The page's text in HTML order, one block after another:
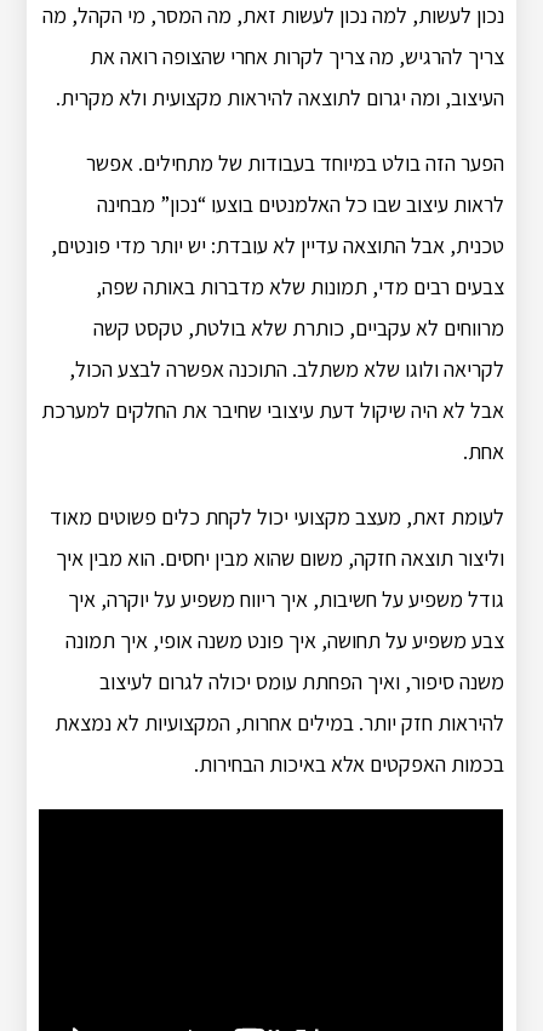
נכון לעשות, למה נכון לעשות זאת, מה המסר, מי הקהל, מה
צריך להרגיש, מה צריך לקרות אחרי שהצופה רואה את
העיצוב, ומה יגרום לתוצאה להיראות מקצועית ולא מקרית.
הפער הזה בולט במיוחד בעבודות של מתחילים. אפשר
לראות עיצוב שבו כל האלמנטים בוצעו “נכון” מבחינה
טכנית, אבל התוצאה עדיין לא עובדת: יש יותר מדי פונטים,
צבעים רבים מדי, תמונות שלא מדברות באותה שפה,
מרווחים לא עקביים, כותרת שלא בולטת, טקסט קשה
לקריאה ולוגו שלא משתלב. התוכנה אפשרה לבצע הכול,
אבל לא היה שיקול דעת עיצובי שחיבר את החלקים למערכת
אחת.
לעומת זאת, מעצב מקצועי יכול לקחת כלים פשוטים מאוד
וליצור תוצאה חזקה, משום שהוא מבין יחסים. הוא מבין איך
גודל משפיע על חשיבות, איך ריווח משפיע על יוקרה, איך
צבע משפיע על תחושה, איך פונט משנה אופי, איך תמונה
משנה סיפור, ואיך הפחתת עומס יכולה לגרום לעיצוב
להיראות חזק יותר. במילים אחרות, המקצועיות לא נמצאת
בכמות האפקטים אלא באיכות הבחירות.